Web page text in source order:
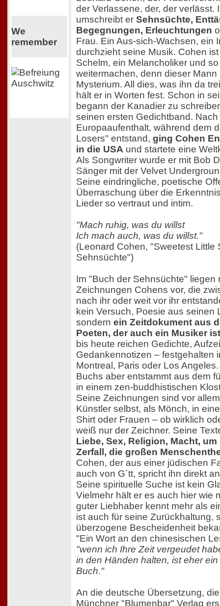
We
remember
der Verlassene, der, der verlässt.
umschreibt er Sehnsüchte,
Begegnungen, Erleuchtungen
Frau. Ein Aus-sich-Wachsen, ein
durchzieht seine Musik. Cohen
Schelm, ein Melancholiker und
weitermachen, denn dieser
Mysterium. All dies, was ihn da
hält er in Worten fest. Schon in
begann der Kanadier zu
seinen ersten Gedichtband.
Europaaufenthalt, während dem
Losers" entstand, ging Cohen
in die USA und startete eine
Als Songwriter wurde er mit Bob
Sänger mit der Velvet
Seine eindringliche, poetische
Überraschung über die
Lieder so vertraut und intim.
"Mach ruhig, was du willst
Ich mach auch, was du willst."
(Leonard Cohen, "Sweetest Little
Sehnsüchte")
Im "Buch der Sehnsüchte" liegen
Zeichnungen Cohens vor, die
nach ihr oder weit vor ihr
kein Versuch, Poesie aus seinen
sondern ein Zeitdokument aus
Poeten, der auch ein Musiker ist
bis heute reichen Gedichte,
Gedankennotizen – festgehalten
Montreal, Paris oder Los
Buchs aber entstammt aus dem
in einem zen-buddhistischen
Seine Zeichnungen sind vor
Künstler selbst, als Mönch, in
Shirt oder Frauen – ob wirklich
weiß nur der Zeichner. Seine
Liebe, Sex, Religion, Macht,
Zerfall, die großen
Cohen, der aus einer jüdischen
auch von G´tt, spricht ihn direkt
Seine spirituelle Suche ist kein
Vielmehr hält er es auch hier wie
guter Liebhaber kennt mehr als
ist auch für seine Zurückhaltung,
überzogene Bescheidenheit
"Ein Wort an den chinesischen
"wenn ich Ihre Zeit vergeudet
in den Händen halten, ist eher
Buch."
An die deutsche Übersetzung,
Münchner "Blumenbar" Verlag